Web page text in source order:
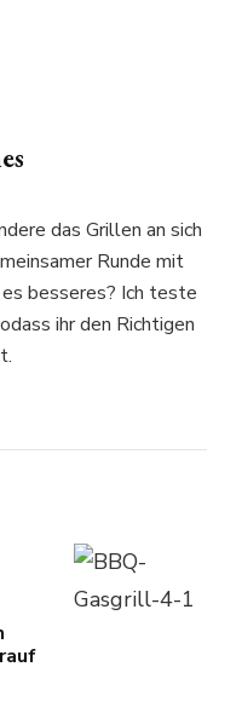
das Grillen an sich
Runde mit
besseres? Ich teste
ihr den Richtigen